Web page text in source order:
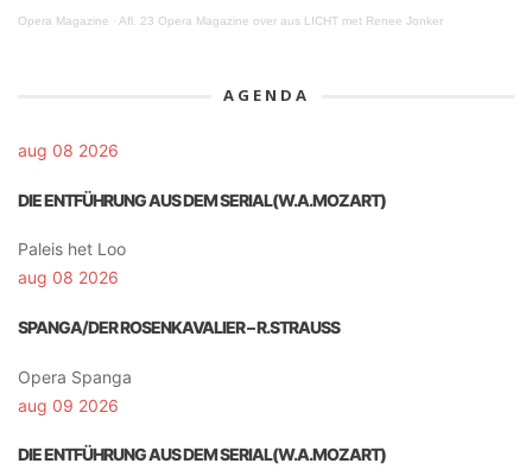
Opera Magazine · Afl. 23 Opera Magazine over aus LICHT met Renee Jonker
AGENDA
aug 08 2026
DIE ENTFÜHRUNG AUS DEM SERIAL(W.A.MOZART)
Paleis het Loo
aug 08 2026
SPANGA/DER ROSENKAVALIER – R.STRAUSS
Opera Spanga
aug 09 2026
DIE ENTFÜHRUNG AUS DEM SERIAL(W.A.MOZART)